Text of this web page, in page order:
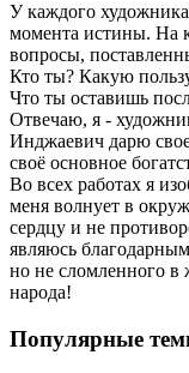
У каждого
момента истины. На
вопросы,
Кто ты? Какую
Что ты оставишь
Отвечаю, я -
Инджаевич дарю
своё основное
Во всех работах я
меня волнует в
сердцу и не
являюсь
но не сломленного
народа!
Популярные